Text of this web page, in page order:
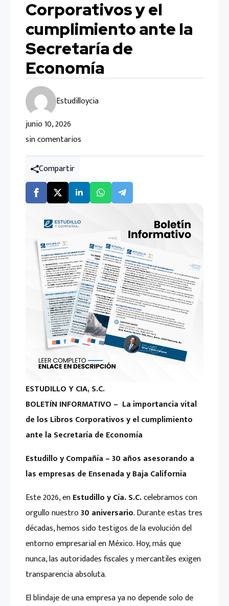
Corporativos y el
cumplimiento ante la
Secretaría de
Economía
Estudilloycia
junio 10, 2026
sin comentarios
Compartir
ESTUDILLO Y CIA, S.C.
BOLETÍN INFORMATIVO – La importancia vital
de los Libros Corporativos y el cumplimiento
ante la Secretaría de Economía
Estudillo y Compañía – 30 años asesorando a
las empresas de Ensenada y Baja California
Este 2026, enEstudillo y Cía. S.C.celebramos con
orgullo nuestro30 aniversario. Durante estas tres
décadas, hemos sido testigos de la evolución del
entorno empresarial en México. Hoy, más que
nunca, las autoridades fiscales y mercantiles exigen
transparencia absoluta.
El blindaje de una empresa ya no depende solo de